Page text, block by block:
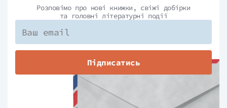
Розповімо про нові книжки, свіжі добірки
та головні літературні події
Підписатись